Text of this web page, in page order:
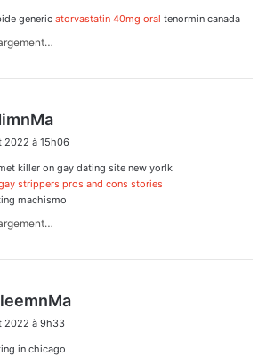
generic atorvastatin 40mg oral tenormin canada
t
:
2022 à 15h06
killer on gay dating site new yorlk
strippers pros and cons stories
machismo
2022 à 9h33
in chicago